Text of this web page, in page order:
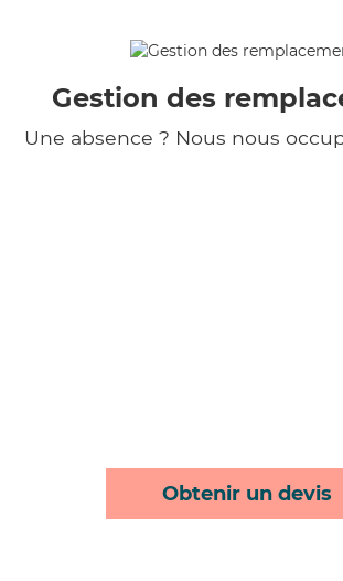
Gestion des
Une absence ? Nous nous
Obtenir un devis